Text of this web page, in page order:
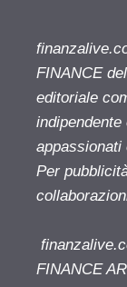
FINANCE
editoriale
appassionati
Per
FINANCE